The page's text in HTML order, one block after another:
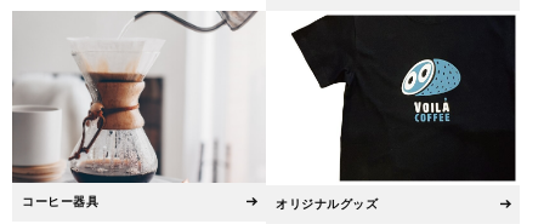
コーヒー器具 オリジナルグッズ